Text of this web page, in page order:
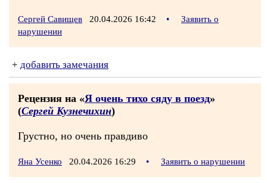
Сергей Савищев 20.04.2026 16:42 •
Заявить о
нарушении
+ добавить замечания
Рецензия на «Я очень тихо сяду в поезд»
(Сергей Кузнечихин)
Грустно, но очень правдиво
Яна Усенко 20.04.2026 16:29 • Заявить о нарушении